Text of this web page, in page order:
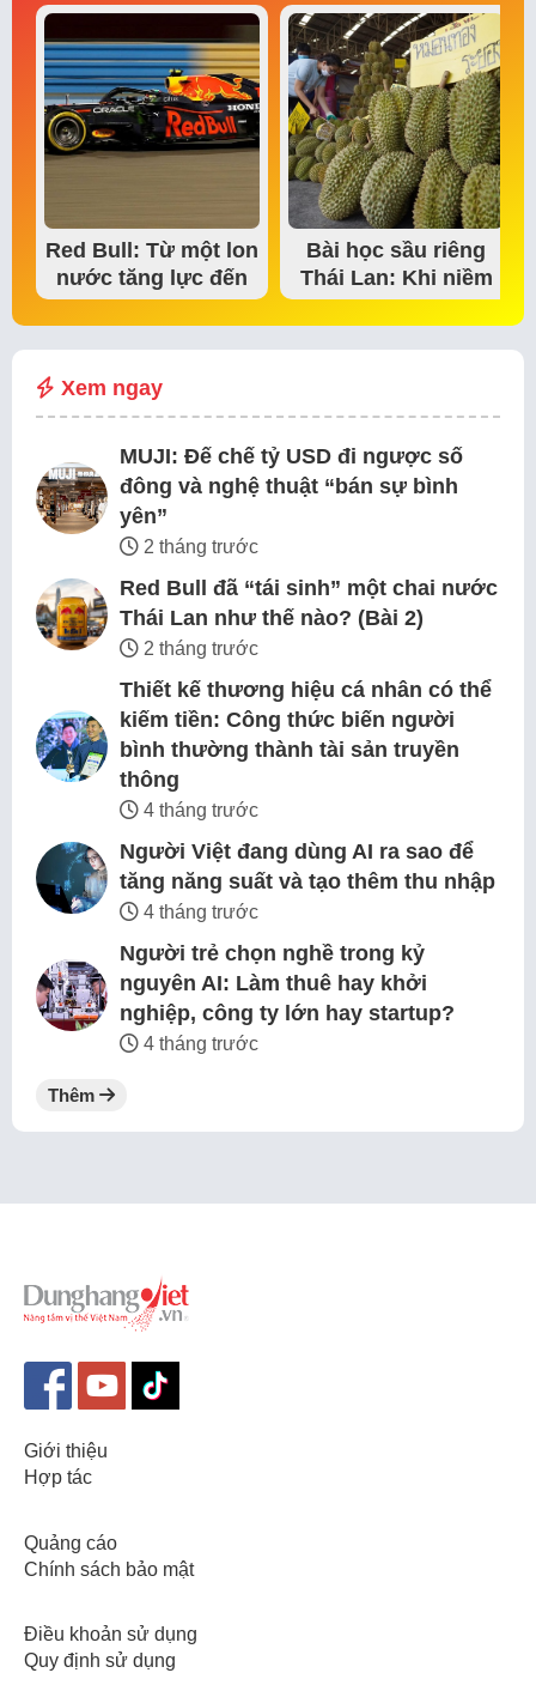
Red Bull: Từ một lon
nước tăng lực đến
đế chế thể…
Bài học sầu riêng
Thái Lan: Khi niềm
tin thị trường bắt…
Xem ngay
MUJI: Đế chế tỷ USD đi ngược số
đông và nghệ thuật “bán sự bình
yên”
2 tháng trước
Red Bull đã “tái sinh” một chai nước
Thái Lan như thế nào? (Bài 2)
2 tháng trước
Thiết kế thương hiệu cá nhân có thể
kiếm tiền: Công thức biến người
bình thường thành tài sản truyền
thông
4 tháng trước
Người Việt đang dùng AI ra sao để
tăng năng suất và tạo thêm thu nhập
4 tháng trước
Người trẻ chọn nghề trong kỷ
nguyên AI: Làm thuê hay khởi
nghiệp, công ty lớn hay startup?
4 tháng trước
Thêm
Giới thiệu
Hợp tác
Quảng cáo
Chính sách bảo mật
Điều khoản sử dụng
Quy định sử dụng